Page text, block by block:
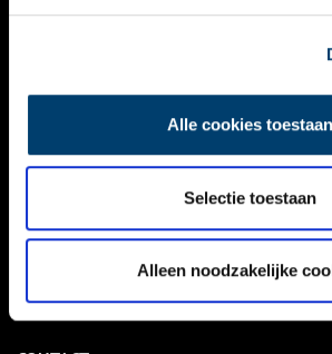
Alle cookies toestaan
Selectie toestaan
Alleen noodzakelijke
VERHALEN
KALENDER
THEMA’S
VIDEO’S